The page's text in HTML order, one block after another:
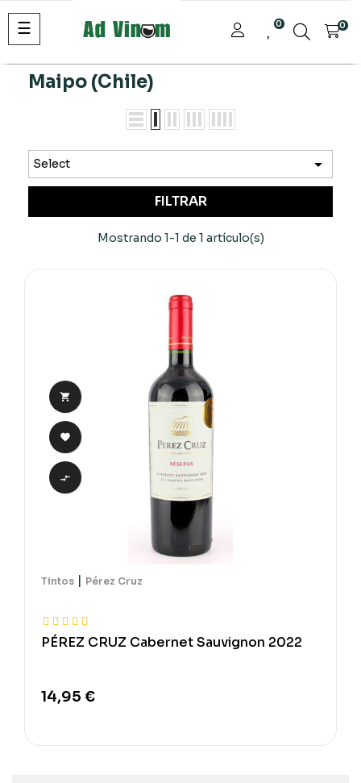
Navegación
de
palanca
☰ 0 0
Maipo (Chile)
Select 
FILTRAR
Mostrando 1-1 de 1 artículo(s)
Tintos | Pérez Cruz



PÉREZ CRUZ Cabernet Sauvignon 2022
14,95 €